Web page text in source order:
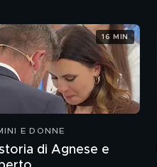
E DONNE
di Agnese e
16 MIN